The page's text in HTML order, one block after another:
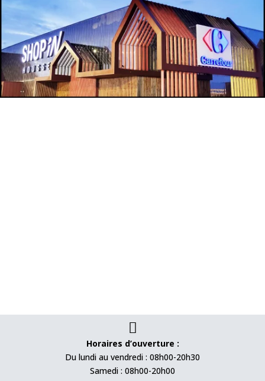

Horaires d’ouverture :
Du lundi au vendredi : 08h00-20h30
Samedi : 08h00-20h00